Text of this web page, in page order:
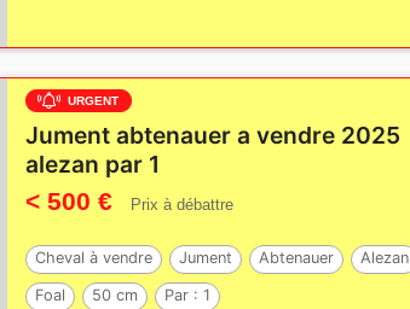
URGENT
Jument abtenauer a vendre 2025
alezan par 1
< 500 € Prix à débattre
Cheval à vendre Jument Abtenauer Alezan
Foal 50 cm Par :1